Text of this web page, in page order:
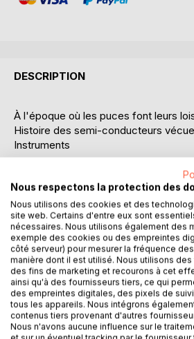
DESCRIPTION
À l'époque où les puces font leurs
Histoire des semi-conducteurs
Instruments
Les puces, ce sont les circuits
à l'origine inventées par Jack Kilby
Instruments, ce qui lui vaudra le prix
la fabrication des calculatrices,
smartphones....et permettent la
et de l'intelligence artificielle.....Les
Gordon Moore prévoyant que la
composants semi-conducteurs
coût constant.
L'auteur ayant vécu au coeur de
vivante en la personnalisant et en
nombreuses anecdotes inédites et
Nous respectons la protection des
Nous utilisons des cookies et des
site web. Certains d'entre eux sont
nécessaires. Nous utilisons également des
exemple des cookies ou des empreintes
côté serveur) pour mesurer la fréquence
manière dont il est utilisé. Nous utilisons
des fins de marketing et recourons à cet
ainsi qu'à des fournisseurs tiers, ce qui
des empreintes digitales, des pixels de
tous les appareils. Nous intégrons
contenus tiers provenant d'autres
Nous n'avons aucune influence sur le